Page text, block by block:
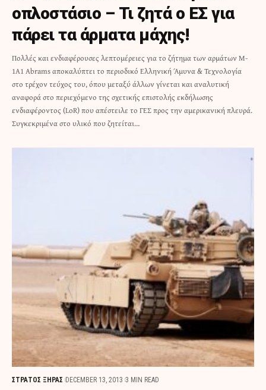
οπλοστάσιο – Τι ζητά ο ΕΣ για
πάρει τα άρματα μάχης!
Πολλές και ενδιαφέρουσες λεπτομέρειες για το ζήτημα των αρμάτων M-
1A1 Abrams αποκαλύπτει το περιοδικό Ελληνική Άμυνα & Τεχνολογία
στο τρέχον τεύχος του, όπου μεταξύ άλλων γίνεται και αναλυτική
αναφορά στο περιεχόμενο της σχετικής επιστολής εκδήλωσης
ενδιαφέροντος (LoR) που απέστειλε το ΓΕΣ προς την αμερικανική πλευρά.
Συγκεκριμένα στο υλικό που ζητείται…
ΣΤΡΑΤΟΣ ΞΗΡΑΣ DECEMBER 13, 2013 3 MIN READ